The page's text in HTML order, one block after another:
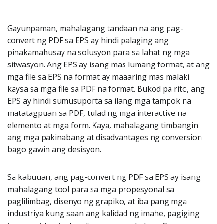
Gayunpaman, mahalagang tandaan na ang pag-
convert ng PDF sa EPS ay hindi palaging ang
pinakamahusay na solusyon para sa lahat ng mga
sitwasyon. Ang EPS ay isang mas lumang format, at ang
mga file sa EPS na format ay maaaring mas malaki
kaysa sa mga file sa PDF na format. Bukod pa rito, ang
EPS ay hindi sumusuporta sa ilang mga tampok na
matatagpuan sa PDF, tulad ng mga interactive na
elemento at mga form. Kaya, mahalagang timbangin
ang mga pakinabang at disadvantages ng conversion
bago gawin ang desisyon.
Sa kabuuan, ang pag-convert ng PDF sa EPS ay isang
mahalagang tool para sa mga propesyonal sa
paglilimbag, disenyo ng grapiko, at iba pang mga
industriya kung saan ang kalidad ng imahe, pagiging